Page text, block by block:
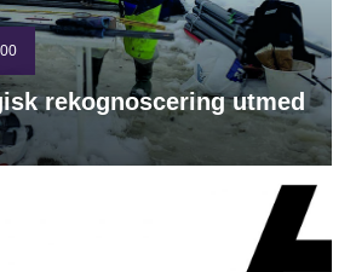
rekognoscering utmed